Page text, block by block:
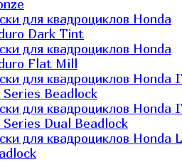
для квадроциклов Honda
Dark Tint
для квадроциклов Honda
Flat Mill
для квадроциклов Honda
Series Beadlock
для квадроциклов Honda
Series Dual Beadlock
для квадроциклов Honda